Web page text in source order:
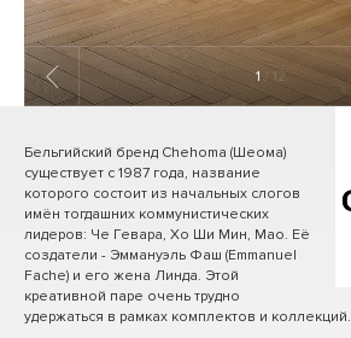
1/ 12
Бельгийский бренд Chehoma (Шеома)
существует с 1987 года, название
которого состоит из начальных слогов
имён тогдашних коммунистических
лидеров: Че Гевара, Хо Ши Мин, Мао. Её
создатели - Эммануэль Фаш (Emmanuel
Fache) и его жена Линда. Этой
креативной паре очень трудно
удержаться в рамках комплектов и коллекций.